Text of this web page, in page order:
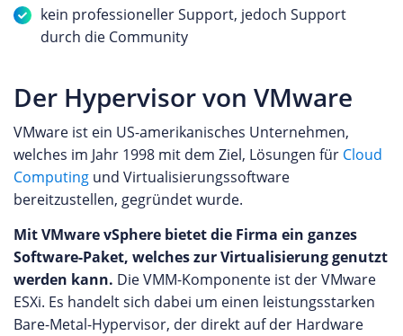
kein professioneller Support, jedoch Support
durch die Community
Der Hypervisor von VMware
VMware ist ein US-amerikanisches Unternehmen,
welches im Jahr 1998 mit dem Ziel, Lösungen für Cloud
Computing und Virtualisierungssoftware
bereitzustellen, gegründet wurde.
Mit VMware vSphere bietet die Firma ein ganzes
Software-Paket, welches zur Virtualisierung genutzt
werden kann. Die VMM-Komponente ist der VMware
ESXi. Es handelt sich dabei um einen leistungsstarken
Bare-Metal-Hypervisor, der direkt auf der Hardware